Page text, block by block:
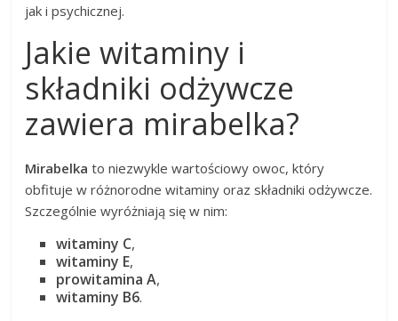
jak i psychicznej.
Jakie witaminy i
składniki odżywcze
zawiera mirabelka?
Mirabelka to niezwykle wartościowy owoc, który
obfituje w różnorodne witaminy oraz składniki odżywcze.
Szczególnie wyróżniają się w nim:
witaminy C,
witaminy E,
prowitamina A,
witaminy B6.